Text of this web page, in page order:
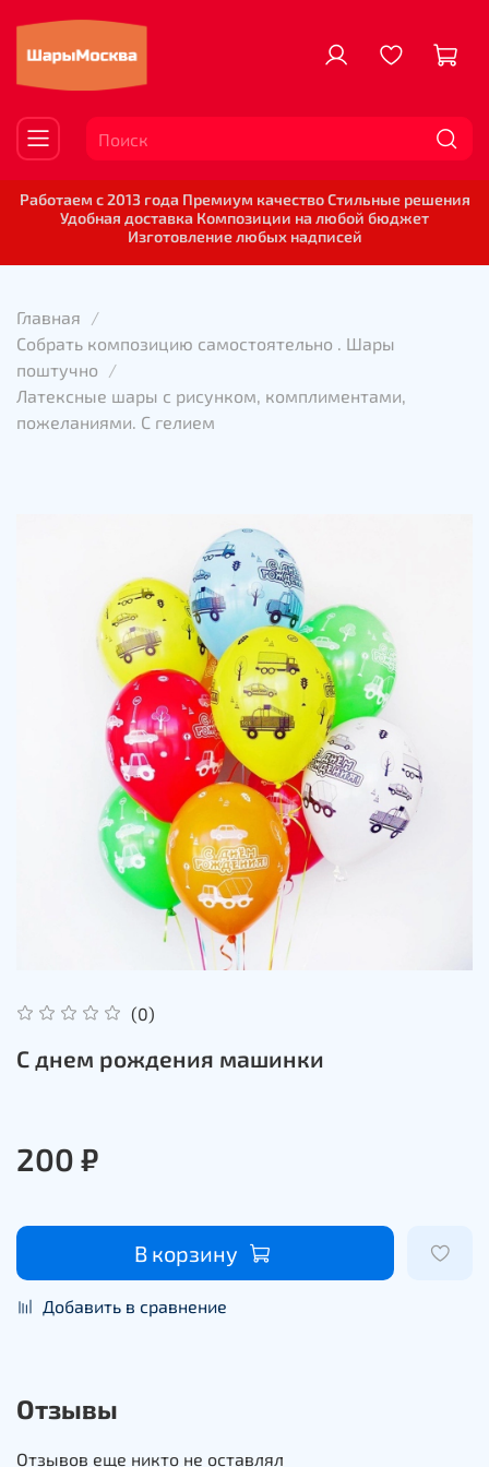
Работаем с 2013 года Премиум качество Стильные решения
Удобная доставка Композиции на любой бюджет
Изготовление любых надписей
Главная
Собрать композицию самостоятельно . Шары
поштучно
Латексные шары с рисунком, комплиментами,
пожеланиями. С гелием
(0)
С днем рождения машинки
200 ₽
В корзину
Добавить в сравнение
Отзывы
Отзывов еще никто не оставлял